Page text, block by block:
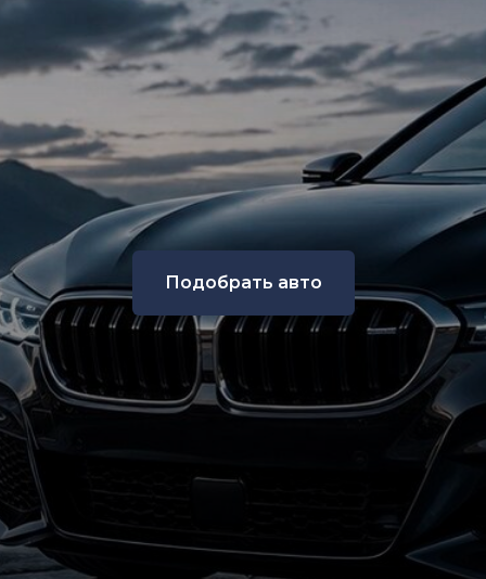
Подобрать авто